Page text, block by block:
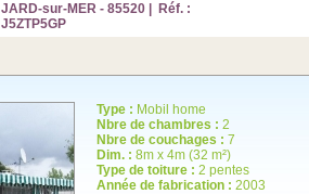
JARD-sur-MER - 85520 | Réf. :
J5ZTP5GP
Type : Mobil home
Nbre de chambres : 2
Nbre de couchages : 7
Dim. : 8m x 4m (32 m²)
Type de toiture : 2 pentes
Année de fabrication : 2003